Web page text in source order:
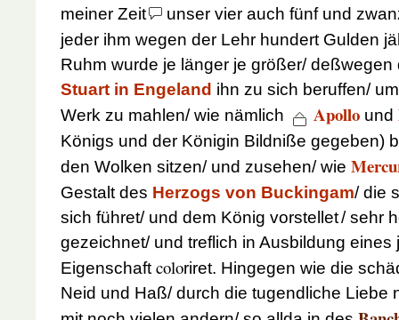
meiner Zeit
unser vier auch fünf und
jeder ihm wegen der Lehr hundert Gulden
Ruhm wurde je länger je größer/
Stuart in Engeland ihn zu sich beruffen/
Werk zu mahlen/ wie nämlich
Apollound
Königs und der Königin Bildniße gegeben)
den Wolken sitzen/ und zusehen/ wie
Gestalt des Herzogs von Buckingam/ die
sich führet/ und dem König vorstellet/ sehr
gezeichnet/ und treflich in Ausbildung eines
Eigenschaft coloriret. Hingegen wie die
Neid und Haß/ durch die tugendliche Liebe